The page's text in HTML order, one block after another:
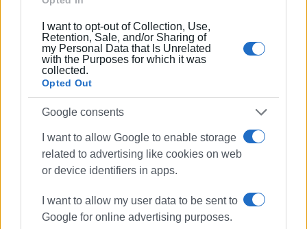
I want to opt-out of Collection, Use,
Retention, Sale, and/or Sharing of
my Personal Data that Is Unrelated
with the Purposes for which it was
collected.
Opted Out
Google consents
I want to allow Google to enable storage
related to advertising like cookies on web
or device identifiers in apps.
I want to allow my user data to be sent to
Google for online advertising purposes.
Ύδρευσης & Αποχέτευσης, Χρήστου Βλαχόπουλου, στην
οποία συζητήθηκαν ουσιώδη ζητήματα που αφορούν:
Την ενίσχυση της υδροδότησης του νησιού
Τη βελτίωση της θαλάσσιας συγκοινωνίας
Τη δημιουργία Τμήματος Ένταξης στο Γυμνάσιο Παξών
Τη σύσταση Κέντρου Διεπιστημονικής Αξιολόγησης,
Συμβουλευτικής & Υποστήριξης (ΚΕΔΑΣΥ)
Την κατασκευή νέων αιθουσών στο Δημοτικό Σχολείο
Παξών
καλοκαίρι του 2025
Όπως επισημάνθηκε, οι δεσμεύσεις της Περιφέρειας θα